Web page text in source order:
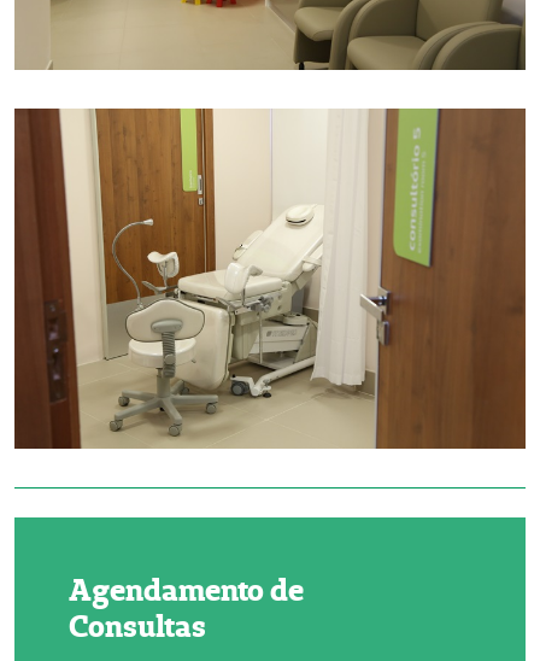
Agendamento de
Consultas